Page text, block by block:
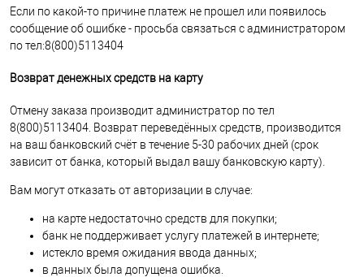
Если по какой-то причине платеж не прошел или появилось
сообщение об ошибке - просьба связаться с администратором
по тел:8(800)5113404
Возврат денежных средств на карту
Отмену заказа производит администратор по тел
8(800)5113404. Возврат переведённых средств, производится
на ваш банковский счёт в течение 5-30 рабочих дней (срок
зависит от банка, который выдал вашу банковскую карту).
Вам могут отказать от авторизации в случае:
на карте недостаточно средств для покупки;
банк не поддерживает услугу платежей в интернете;
истекло время ожидания ввода данных;
в данных была допущена ошибка.